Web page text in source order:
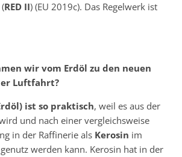
(RED II) (EU 2019c). Das Regelwerk ist
wir vom Erdöl zu den neuen
Luftfahrt?
ist so praktisch, weil es aus der
und nach einer vergleichsweise
in der Raffinerie als Kerosin im
werden kann. Kerosin hat in der